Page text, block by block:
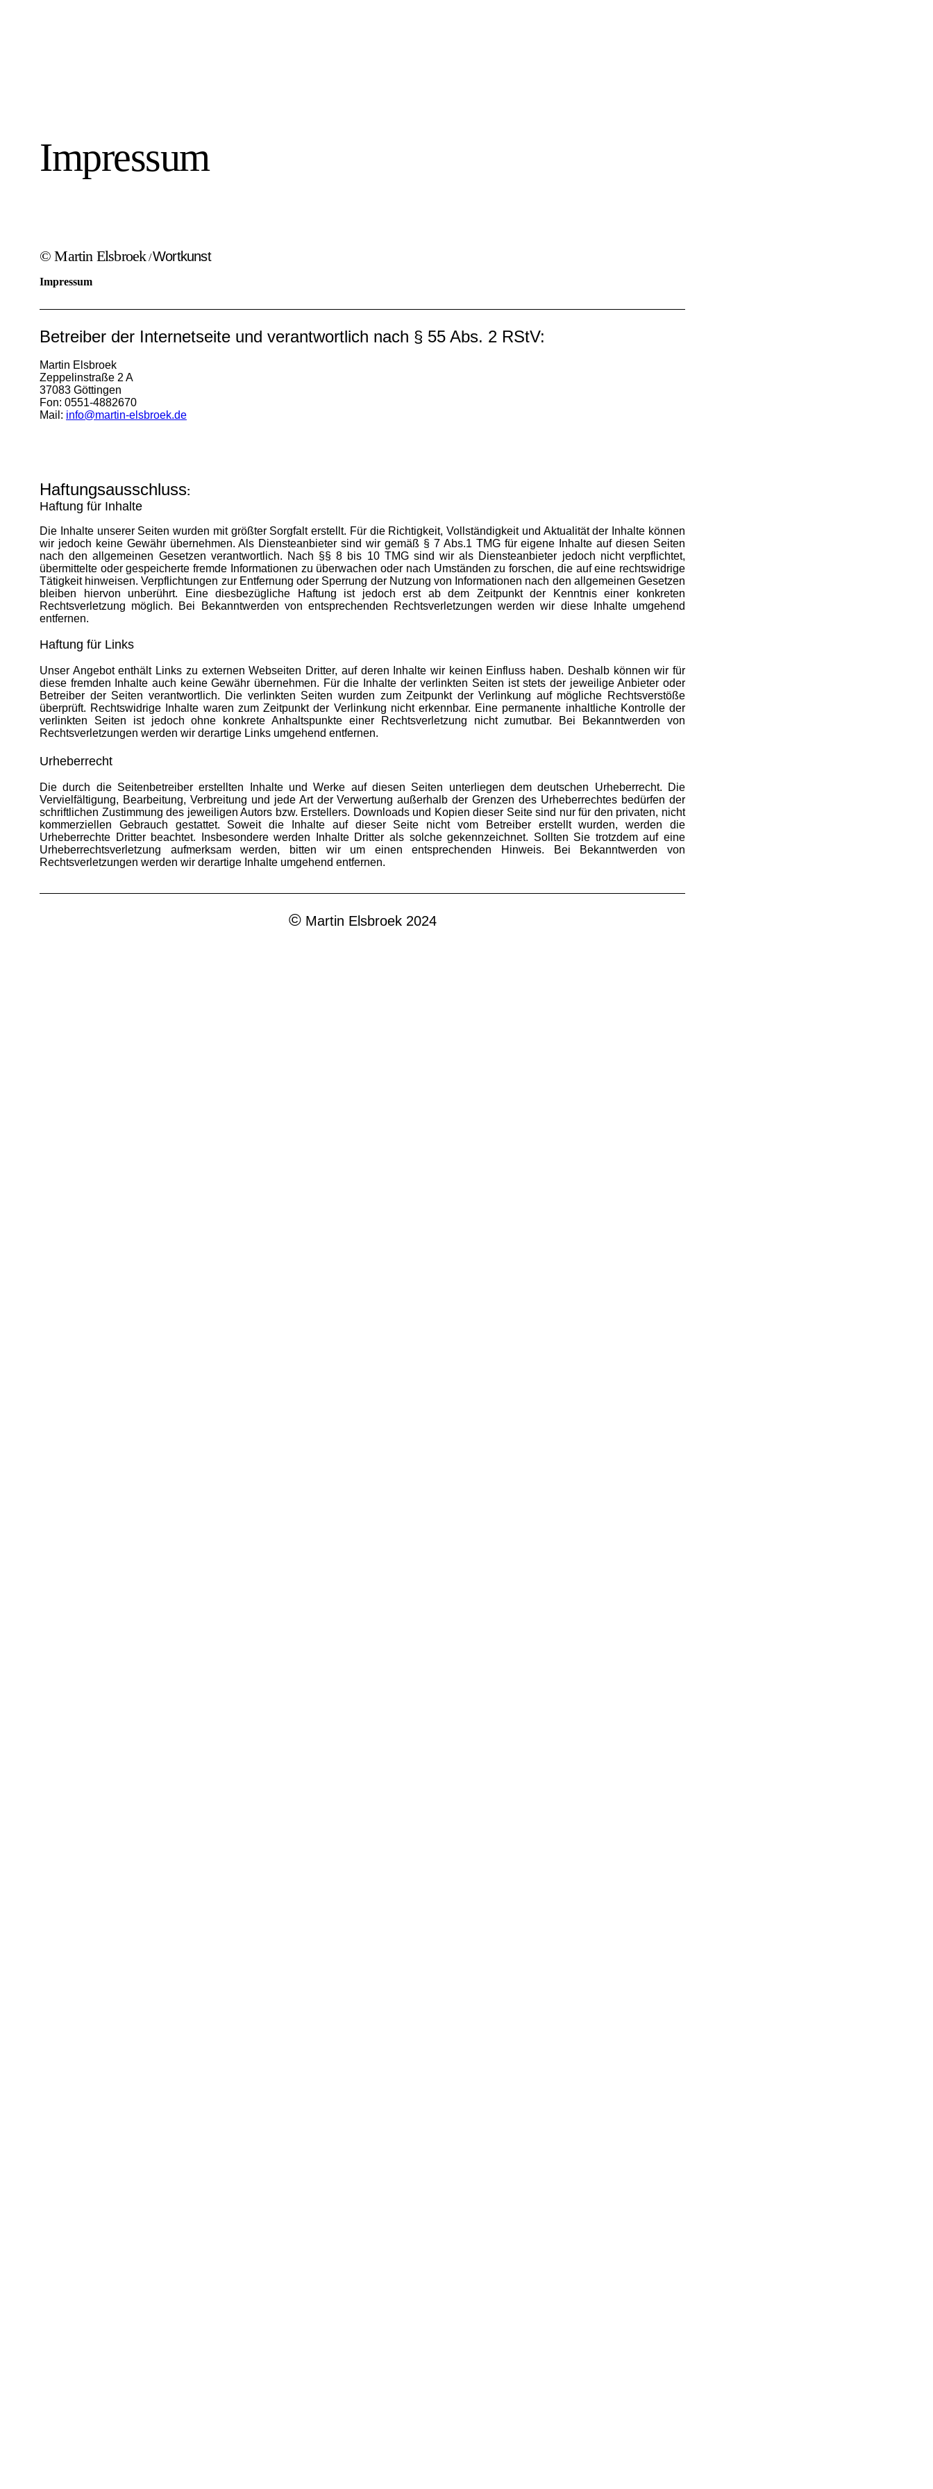
Impressum
© Martin Elsbroek/Wortkunst
Impressum
Betreiber der Internetseite und verantwortlich nach § 55 Abs. 2 RStV:
Martin Elsbroek
Zeppelinstraße 2 A
37083 Göttingen
Fon: 0551-4882670
Mail: info@martin-elsbroek.de
Haftungsausschluss:
Haftung für Inhalte
Die Inhalte unserer Seiten wurden mit größter Sorgfalt erstellt. Für die Richtigkeit, Vollständigkeit und Aktualität der Inhalte können
wir jedoch keine Gewähr übernehmen. Als Diensteanbieter sind wir gemäß § 7 Abs.1 TMG für eigene Inhalte auf diesen Seiten
nach den allgemeinen Gesetzen verantwortlich. Nach §§ 8 bis 10 TMG sind wir als Diensteanbieter jedoch nicht verpflichtet,
übermittelte oder gespeicherte fremde Informationen zu überwachen oder nach Umständen zu forschen, die auf eine rechtswidrige
Tätigkeit hinweisen. Verpflichtungen zur Entfernung oder Sperrung der Nutzung von Informationen nach den allgemeinen Gesetzen
bleiben hiervon unberührt. Eine diesbezügliche Haftung ist jedoch erst ab dem Zeitpunkt der Kenntnis einer konkreten
Rechtsverletzung möglich. Bei Bekanntwerden von entsprechenden Rechtsverletzungen werden wir diese Inhalte umgehend
entfernen.
Haftung für Links
Unser Angebot enthält Links zu externen Webseiten Dritter, auf deren Inhalte wir keinen Einfluss haben. Deshalb können wir für
diese fremden Inhalte auch keine Gewähr übernehmen. Für die Inhalte der verlinkten Seiten ist stets der jeweilige Anbieter oder
Betreiber der Seiten verantwortlich. Die verlinkten Seiten wurden zum Zeitpunkt der Verlinkung auf mögliche Rechtsverstöße
überprüft. Rechtswidrige Inhalte waren zum Zeitpunkt der Verlinkung nicht erkennbar. Eine permanente inhaltliche Kontrolle der
verlinkten Seiten ist jedoch ohne konkrete Anhaltspunkte einer Rechtsverletzung nicht zumutbar. Bei Bekanntwerden von
Rechtsverletzungen werden wir derartige Links umgehend entfernen.
Urheberrecht
Die durch die Seitenbetreiber erstellten Inhalte und Werke auf diesen Seiten unterliegen dem deutschen Urheberrecht. Die
Vervielfältigung, Bearbeitung, Verbreitung und jede Art der Verwertung außerhalb der Grenzen des Urheberrechtes bedürfen der
schriftlichen Zustimmung des jeweiligen Autors bzw. Erstellers. Downloads und Kopien dieser Seite sind nur für den privaten, nicht
kommerziellen Gebrauch gestattet. Soweit die Inhalte auf dieser Seite nicht vom Betreiber erstellt wurden, werden die
Urheberrechte Dritter beachtet. Insbesondere werden Inhalte Dritter als solche gekennzeichnet. Sollten Sie trotzdem auf eine
Urheberrechtsverletzung aufmerksam werden, bitten wir um einen entsprechenden Hinweis. Bei Bekanntwerden von
Rechtsverletzungen werden wir derartige Inhalte umgehend entfernen.
©Martin Elsbroek 2024